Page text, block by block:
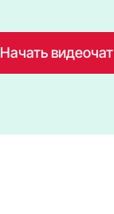
Начать видеочат